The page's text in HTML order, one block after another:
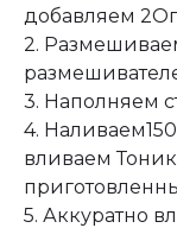
добавляем
2.
3. Наполняем
4.
вливаем
5. Аккуратно